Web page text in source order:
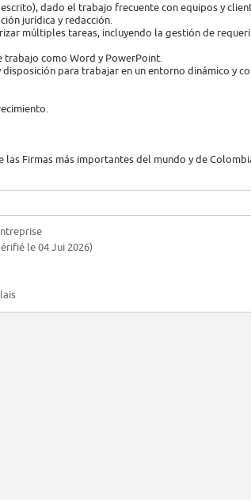
dado el trabajo frecuente con equipos y
jurídica y redacción.
múltiples tareas, incluyendo la gestión de
trabajo como Word y PowerPoint.
para trabajar en un entorno dinámico y
las Firmas más importantes del mundo y de
le 04 Jui 2026)